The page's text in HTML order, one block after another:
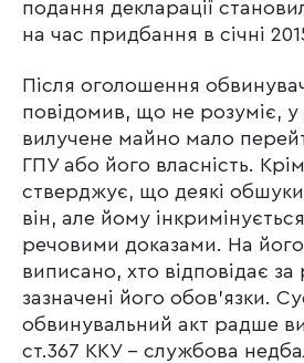
подання декларації
на час придбання в січні
Після оголошення
повідомив, що не розуміє, у
вилучене майно мало
ГПУ або його власність.
стверджує, що деякі
він, але йому
речовими доказами. На його
виписано, хто відповідає за
зазначені його обов’язки.
обвинувальний акт радше
ст.367 ККУ – службова